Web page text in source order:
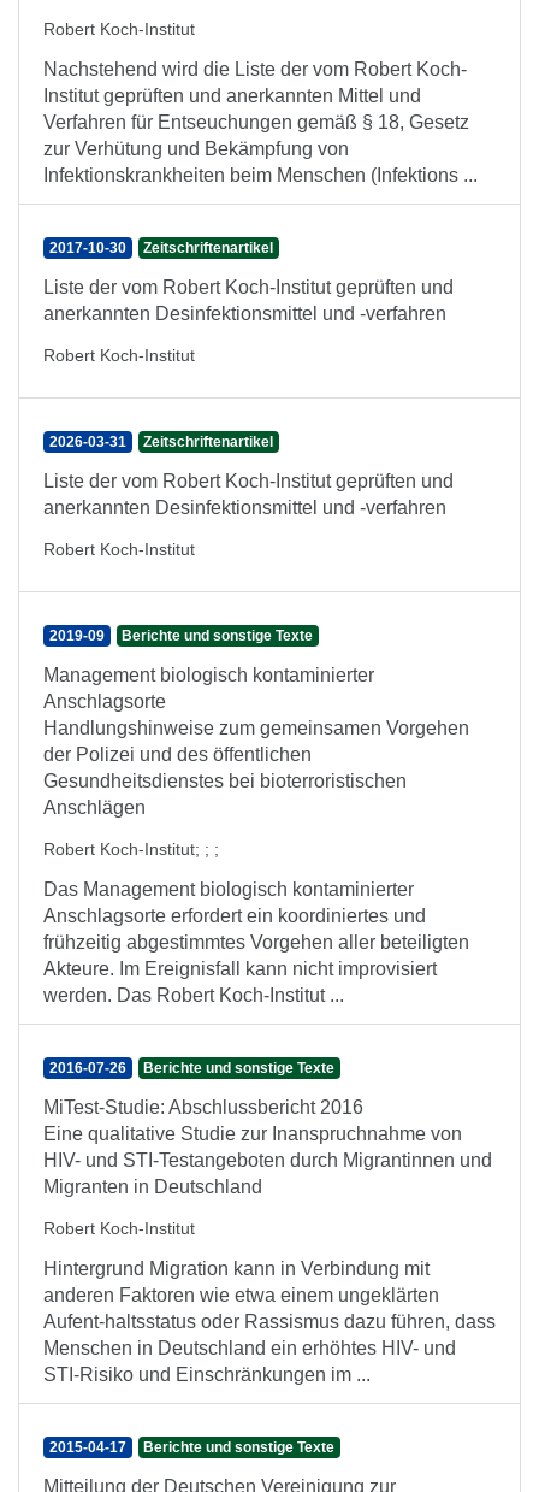
Robert Koch-Institut
Nachstehend wird die Liste der vom Robert Koch-
Institut geprüften und anerkannten Mittel und
Verfahren für Entseuchungen gemäß § 18, Gesetz
zur Verhütung und Bekämpfung von
Infektionskrankheiten beim Menschen (Infektions ...
2017-10-30 Zeitschriftenartikel
Liste der vom Robert Koch-Institut geprüften und
anerkannten Desinfektionsmittel und -verfahren
Robert Koch-Institut
2026-03-31 Zeitschriftenartikel
Liste der vom Robert Koch-Institut geprüften und
anerkannten Desinfektionsmittel und -verfahren
Robert Koch-Institut
2019-09 Berichte und sonstige Texte
Management biologisch kontaminierter
Anschlagsorte
Handlungshinweise zum gemeinsamen Vorgehen
der Polizei und des öffentlichen
Gesundheitsdienstes bei bioterroristischen
Anschlägen
Robert Koch-Institut; ; ;
Das Management biologisch kontaminierter
Anschlagsorte erfordert ein koordiniertes und
frühzeitig abgestimmtes Vorgehen aller beteiligten
Akteure. Im Ereignisfall kann nicht improvisiert
werden. Das Robert Koch-Institut ...
2016-07-26 Berichte und sonstige Texte
MiTest-Studie: Abschlussbericht 2016
Eine qualitative Studie zur Inanspruchnahme von
HIV- und STI-Testangeboten durch Migrantinnen und
Migranten in Deutschland
Robert Koch-Institut
Hintergrund Migration kann in Verbindung mit
anderen Faktoren wie etwa einem ungeklärten
Aufent-haltsstatus oder Rassismus dazu führen, dass
Menschen in Deutschland ein erhöhtes HIV- und
STI-Risiko und Einschränkungen im ...
2015-04-17 Berichte und sonstige Texte
Mitteilung der Deutschen Vereinigung zur